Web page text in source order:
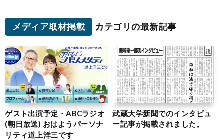
メディア取材掲載 カテゴリの最新記事
ゲスト出演予定・ABCラジオ
(朝日放送) おはようパーソナ
リティ道上洋三です
武蔵大学新聞でのインタビュ
ー記事が掲載されました。